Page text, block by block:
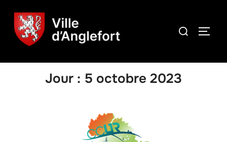
Jour : 5 octobre 2023